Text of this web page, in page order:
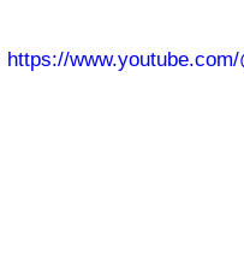
https://www.youtube.com/